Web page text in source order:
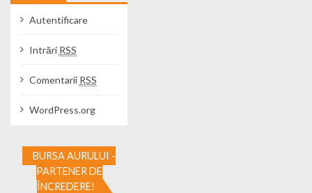
Autentificare
Intrări RSS
Comentarii RSS
WordPress.org
BURSA AURULUI -
PARTENER DE
ÎNCREDERE!